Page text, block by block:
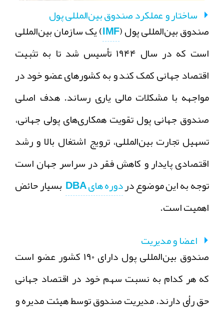
ساختار و عملکرد صندوق بین‌المللی پول
صندوق بین‌المللی پول (IMF) یک سازمان بین‌المللی
است که در سال ۱۹۴۴ تأسیس شد تا به تثبیت
اقتصاد جهانی کمک کند و به کشورهای عضو خود در
مواجهه با مشکلات مالی یاری رساند. هدف اصلی
صندوق جهانی پول تقویت همکاری‌های پولی جهانی،
تسهیل تجارت بین‌المللی، ترویج اشتغال بالا و رشد
اقتصادی پایدار و کاهش فقر در سراسر جهان است
توجه به این موضوع دردوره های DBA
بسیار حائض
اهمیت است.
اعضا و مدیریت
صندوق بین‌المللی پول دارای ۱۹۰ کشور عضو است
که هر کدام به نسبت سهم خود در اقتصاد جهانی
حق رأی دارند. مدیریت صندوق توسط هیئت مدیره و